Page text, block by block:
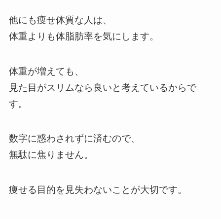
他にも痩せ体質な人は、
体重よりも体脂肪率を気にします。
体重が増えても、
見た目がスリムなら良いと考えているからで
す。
数字に惑わされずに済むので、
無駄に焦りません。
痩せる目的を見失わないことが大切です。